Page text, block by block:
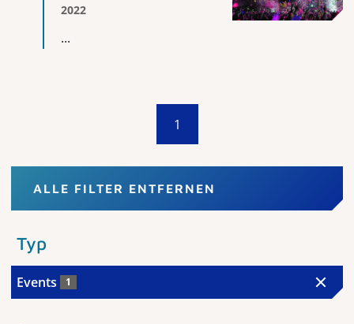
2022
...
1
ALLE FILTER ENTFERNEN
Typ
Events 1